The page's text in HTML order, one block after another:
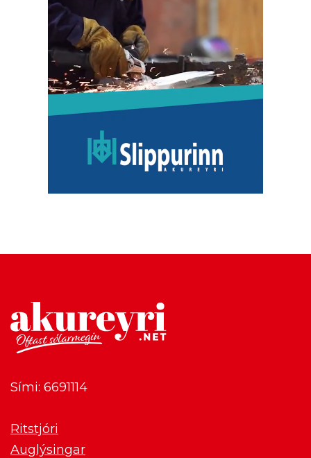
Sími: 6691114
Ritstjóri
Auglýsingar